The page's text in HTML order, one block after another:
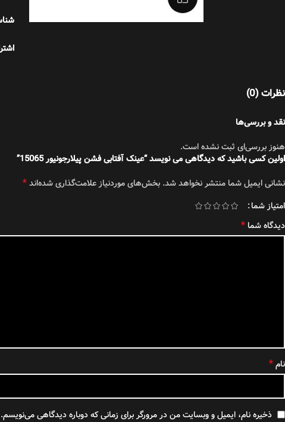
نظرات (0)
نقد و بررسی‌ها
هنوز بررسی‌ای ثبت نشده است.
اولین کسی باشید که دیدگاهی می نویسد “عینک آفتابی فشن پیلارجونیور 15065”
نشانی ایمیل شما منتشر نخواهد شد. بخش‌های موردنیاز علامت‌گذاری شده‌اند*
امتیاز شما
دیدگاه شما *
نام*
ذخیره نام، ایمیل و وبسایت من در مرورگر برای زمانی که دوباره دیدگاهی می‌نویسم.